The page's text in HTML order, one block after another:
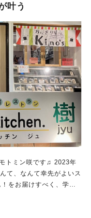
叶う
トミン咲です♫ 2023年
て、なんて幸先がよいス